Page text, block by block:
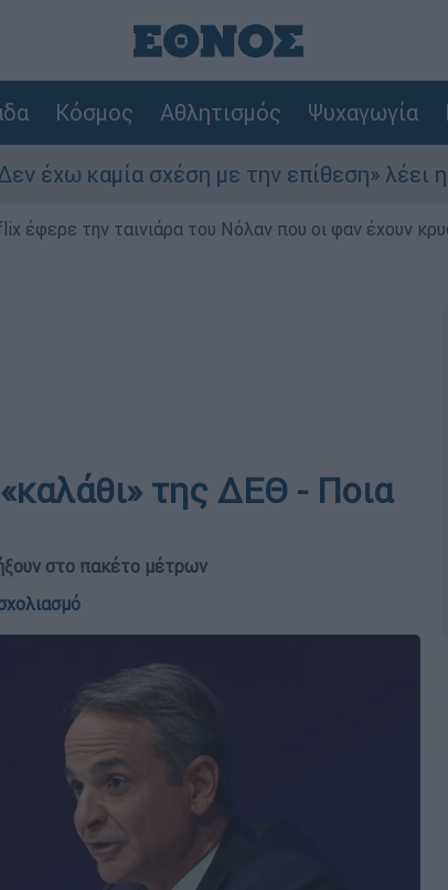
Κόσμος Αθλητισμός Ψυχαγωγία
σχέση με την επίθεση» λέει η 46χρονη
έφερε την ταινιάρα του Νόλαν που οι φαν έχουν
της ΔΕΘ - Ποια
στο πακέτο μέτρων